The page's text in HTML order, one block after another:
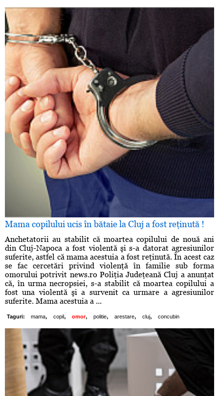
Mama copilului ucis în bătaie la Cluj a fost reţinută !
Anchetatorii au stabilit că moartea copilului de nouă ani
din Cluj-Napoca a fost violentă şi s-a datorat agresiunilor
suferite, astfel că mama acestuia a fost reţinută. În acest caz
se fac cercetări privind violenţă în familie sub forma
omorului potrivit news.ro Poliţia Judeţeană Cluj a anunţat
că, în urma necropsiei, s-a stabilit că moartea copilului a
fost una violentă şi a survenit ca urmare a agresiunilor
suferite. Mama acestuia a ...
Taguri: mama, copil , omor, politie, arestare, cluj, concubin